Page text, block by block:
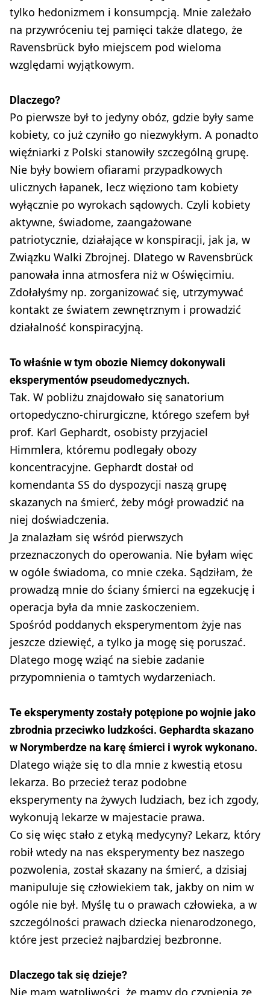
tylko hedonizmem i konsumpcją. Mnie zależało
na przywróceniu tej pamięci także dlatego, że
Ravensbrück było miejscem pod wieloma
względami wyjątkowym.
Dlaczego?
Po pierwsze był to jedyny obóz, gdzie były same
kobiety, co już czyniło go niezwykłym. A ponadto
więźniarki z Polski stanowiły szczególną grupę.
Nie były bowiem ofiarami przypadkowych
ulicznych łapanek, lecz więziono tam kobiety
wyłącznie po wyrokach sądowych. Czyli kobiety
aktywne, świadome, zaangażowane
patriotycznie, działające w konspiracji, jak ja, w
Związku Walki Zbrojnej. Dlatego w Ravensbrück
panowała inna atmosfera niż w Oświęcimiu.
Zdołałyśmy np. zorganizować się, utrzymywać
kontakt ze światem zewnętrznym i prowadzić
działalność konspiracyjną.
To właśnie w tym obozie Niemcy dokonywali
eksperymentów pseudomedycznych.
Tak. W pobliżu znajdowało się sanatorium
ortopedyczno-chirurgiczne, którego szefem był
prof. Karl Gephardt, osobisty przyjaciel
Himmlera, któremu podlegały obozy
koncentracyjne. Gephardt dostał od
komendanta SS do dyspozycji naszą grupę
skazanych na śmierć, żeby mógł prowadzić na
niej doświadczenia.
Ja znalazłam się wśród pierwszych
przeznaczonych do operowania. Nie byłam więc
w ogóle świadoma, co mnie czeka. Sądziłam, że
prowadzą mnie do ściany śmierci na egzekucję i
operacja była da mnie zaskoczeniem.
Spośród poddanych eksperymentom żyje nas
jeszcze dziewięć, a tylko ja mogę się poruszać.
Dlatego mogę wziąć na siebie zadanie
przypomnienia o tamtych wydarzeniach.
Te eksperymenty zostały potępione po wojnie jako
zbrodnia przeciwko ludzkości. Gephardta skazano
w Norymberdze na karę śmierci i wyrok wykonano.
Dlatego wiąże się to dla mnie z kwestią etosu
lekarza. Bo przecież teraz podobne
eksperymenty na żywych ludziach, bez ich zgody,
wykonują lekarze w majestacie prawa.
Co się więc stało z etyką medycyny? Lekarz, który
robił wtedy na nas eksperymenty bez naszego
pozwolenia, został skazany na śmierć, a dzisiaj
manipuluje się człowiekiem tak, jakby on nim w
ogóle nie był. Myślę tu o prawach człowieka, a w
szczególności prawach dziecka nienarodzonego,
które jest przecież najbardziej bezbronne.
Dlaczego tak się dzieje?
Nie mam wątpliwości, że mamy do czynienia ze